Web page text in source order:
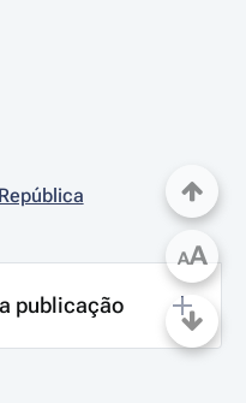
publicação
AA